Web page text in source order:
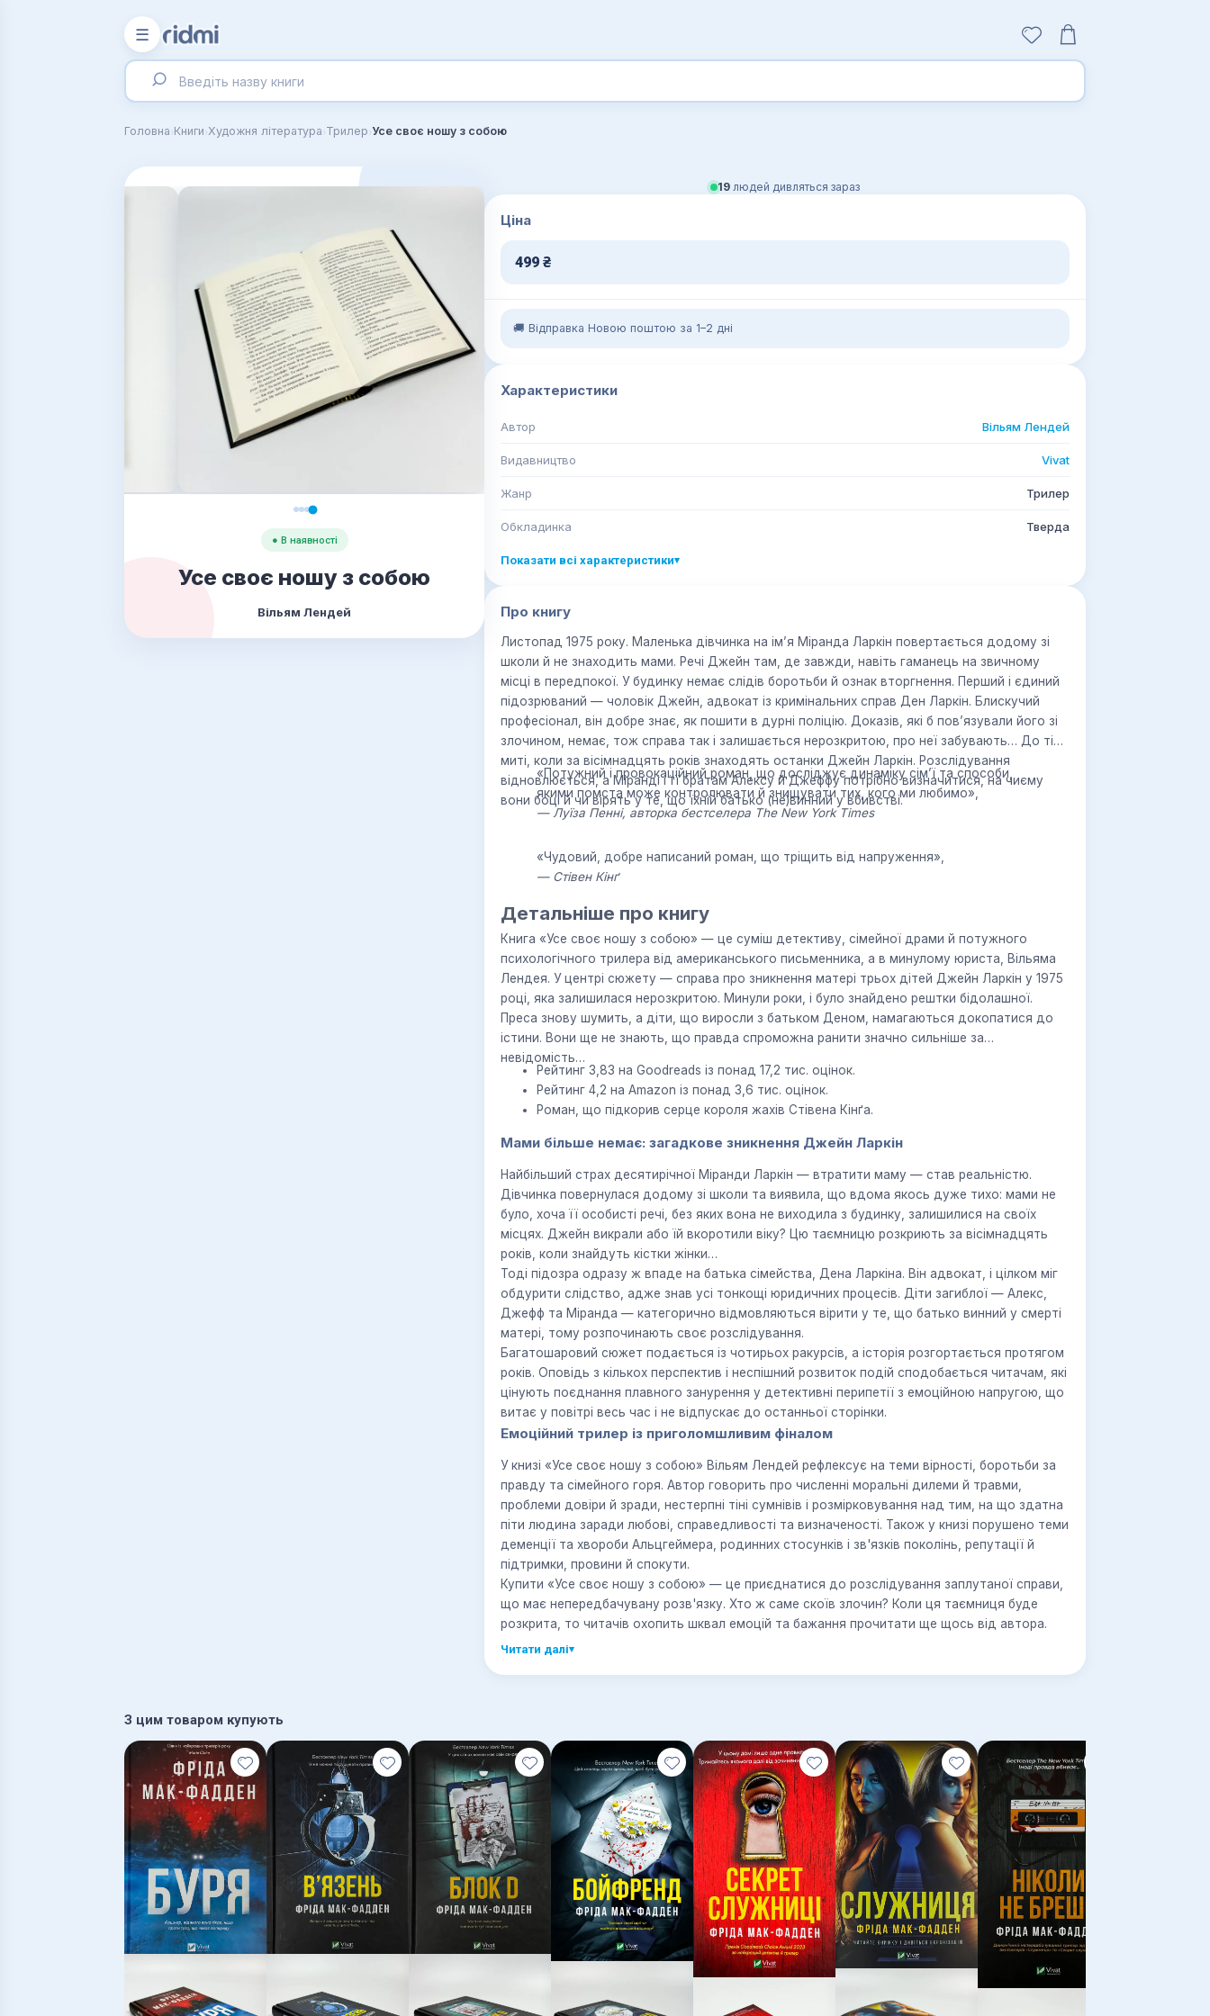
☰
Головна›Книги›Художня література›Трилер›Усе своє ношу з собою
● В наявності
Усе своє ношу з собою
Вільям Лендей
19 людей дивляться зараз
Ціна
499 ₴
🚚 Відправка Новою поштою за 1–2 дні
Характеристики
Автор Вільям Лендей
Видавництво Vivat
Жанр Трилер
Обкладинка Тверда
Показати всі характеристики▾
Про книгу
Листопад 1975 року. Маленька дівчинка на ім’я Міранда Ларкін повертається додому зі
школи й не знаходить мами. Речі Джейн там, де завжди, навіть гаманець на звичному
місці в передпокої. У будинку немає слідів боротьби й ознак вторгнення. Перший і єдиний
підозрюваний — чоловік Джейн, адвокат із кримінальних справ Ден Ларкін. Блискучий
професіонал, він добре знає, як пошити в дурні поліцію. Доказів, які б пов’язували його зі
злочином, немає, тож справа так і залишається нерозкритою, про неї забувають… До тієї
миті, коли за вісімнадцять років знаходять останки Джейн Ларкін. Розслідування
відновлюється, а Міранді і її братам Алексу й Джеффу потрібно визначитися, на чиєму
вони боці й чи вірять у те, що їхній батько (не)винний у вбивстві.
«Потужний і провокаційний роман, що досліджує динаміку сім’ї та способи,
якими помста може контролювати й знищувати тих, кого ми любимо»,
— Луїза Пенні, авторка бестселера The New York Times
«Чудовий, добре написаний роман, що тріщить від напруження»,
— Стівен Кінґ
Детальніше про книгу
Книга «Усе своє ношу з собою» — це суміш детективу, сімейної драми й потужного
психологічного трилера від американського письменника, а в минулому юриста, Вільяма
Лендея. У центрі сюжету — справа про зникнення матері трьох дітей Джейн Ларкін у 1975
році, яка залишилася нерозкритою. Минули роки, і було знайдено рештки бідолашної.
Преса знову шумить, а діти, що виросли з батьком Деном, намагаються докопатися до
істини. Вони ще не знають, що правда спроможна ранити значно сильніше за
невідомість…
Рейтинг 3,83 на Goodreads із понад 17,2 тис. оцінок.
Рейтинг 4,2 на Amazon із понад 3,6 тис. оцінок.
Роман, що підкорив серце короля жахів Стівена Кінґа.
Мами більше немає: загадкове зникнення Джейн Ларкін
Найбільший страх десятирічної Міранди Ларкін — втратити маму — став реальністю.
Дівчинка повернулася додому зі школи та виявила, що вдома якось дуже тихо: мами не
було, хоча її особисті речі, без яких вона не виходила з будинку, залишилися на своїх
місцях. Джейн викрали або їй вкоротили віку? Цю таємницю розкриють за вісімнадцять
років, коли знайдуть кістки жінки…
Тоді підозра одразу ж впаде на батька сімейства, Дена Ларкіна. Він адвокат, і цілком міг
обдурити слідство, адже знав усі тонкощі юридичних процесів. Діти загиблої — Алекс,
Джефф та Міранда — категорично відмовляються вірити у те, що батько винний у смерті
матері, тому розпочинають своє розслідування.
Багатошаровий сюжет подається із чотирьох ракурсів, а історія розгортається протягом
років. Оповідь з кількох перспектив і неспішний розвиток подій сподобається читачам, які
цінують поєднання плавного занурення у детективні перипетії з емоційною напругою, що
витає у повітрі весь час і не відпускає до останньої сторінки.
Емоційний трилер із приголомшливим фіналом
У книзі «Усе своє ношу з собою» Вільям Лендей рефлексує на теми вірності, боротьби за
правду та сімейного горя. Автор говорить про численні моральні дилеми й травми,
проблеми довіри й зради, нестерпні тіні сумнівів і розмірковування над тим, на що здатна
піти людина заради любові, справедливості та визначеності. Також у книзі порушено теми
деменції та хвороби Альцгеймера, родинних стосунків і зв'язків поколінь, репутації й
підтримки, провини й спокути.
Купити «Усе своє ношу з собою» — це приєднатися до розслідування заплутаної справи,
що має непередбачувану розв'язку. Хто ж саме скоїв злочин? Коли ця таємниця буде
розкрита, то читачів охопить шквал емоцій та бажання прочитати ще щось від автора.
Читати далі▾
З цим товаром купують